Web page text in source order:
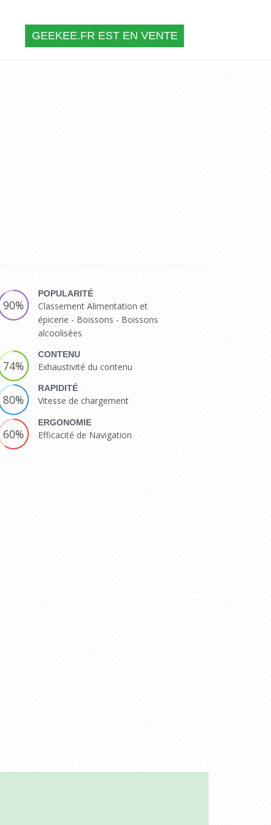
GEEKEE.FR EST EN VENTE
90%
POPULARITÉ
Classement Alimentation et
épicerie - Boissons - Boissons
alcoolisées
74%
CONTENU
Exhaustivité du contenu
80%
RAPIDITÉ
Vitesse de chargement
60%
ERGONOMIE
Efficacité de Navigation